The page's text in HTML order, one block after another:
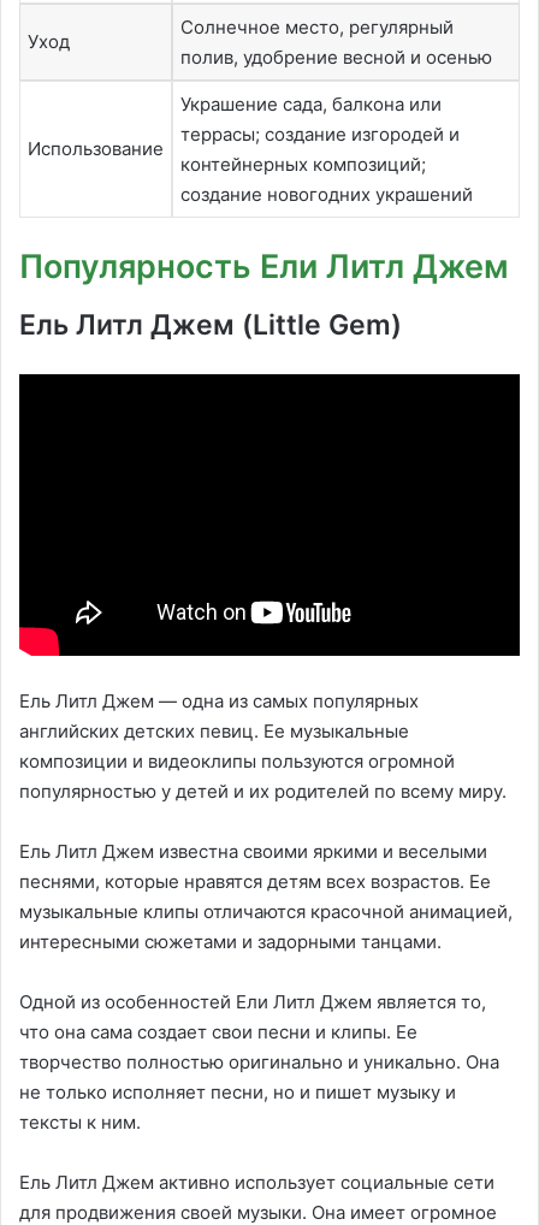
Уход
Солнечное место, регулярный
полив, удобрение весной и осенью
Использование
Украшение сада, балкона или
террасы; создание изгородей и
контейнерных композиций;
создание новогодних украшений
Популярность Ели Литл Джем
Ель Литл Джем (Little Gem)
Ель Литл Джем — одна из самых популярных
английских детских певиц. Ее музыкальные
композиции и видеоклипы пользуются огромной
популярностью у детей и их родителей по всему миру.
Ель Литл Джем известна своими яркими и веселыми
песнями, которые нравятся детям всех возрастов. Ее
музыкальные клипы отличаются красочной анимацией,
интересными сюжетами и задорными танцами.
Одной из особенностей Ели Литл Джем является то,
что она сама создает свои песни и клипы. Ее
творчество полностью оригинально и уникально. Она
не только исполняет песни, но и пишет музыку и
тексты к ним.
Ель Литл Джем активно использует социальные сети
для продвижения своей музыки. Она имеет огромное